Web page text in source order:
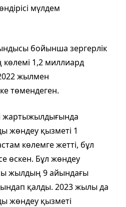
мүлдем
бойынша зергерлік
көлемі 1,2 миллиард
жылмен
төмендеген.
жартыжылдығында
жөндеу қызметі 1
көлемге жетті, бұл
өскен. Бұл жөндеу
жылдың 9 айындағы
қалды. 2023 жылы да
жөндеу қызметі